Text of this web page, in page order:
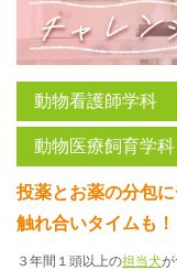
動物看護師学科
動物医療飼育学
投薬とお薬の分包
触れ合いタイムも！
３年間１頭以上の担当犬